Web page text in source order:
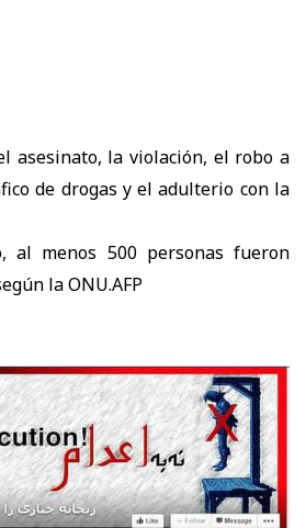
asesinato, la violación, el robo a
de drogas y el adulterio con la
al menos 500 personas fueron
la ONU.AFP